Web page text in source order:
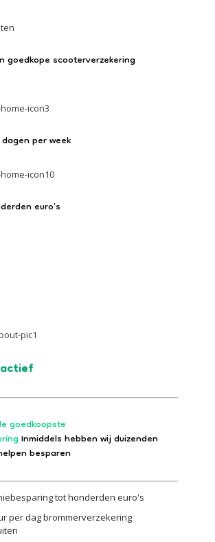
goedkope scooterverzekering
per week
euro's
goedkoopste
Inmiddels hebben wij duizenden
besparen
tot honderden euro's
per dag brommerverzekering